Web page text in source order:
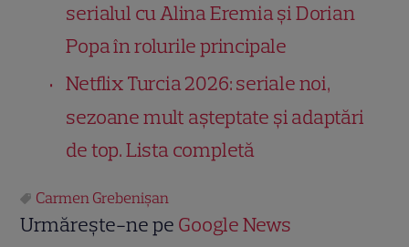
serialul cu Alina Eremia și Dorian
Popa în rolurile principale
Netflix Turcia 2026: seriale noi,
sezoane mult așteptate și adaptări
de top. Lista completă
Carmen Grebenișan
Urmărește-ne pe Google News